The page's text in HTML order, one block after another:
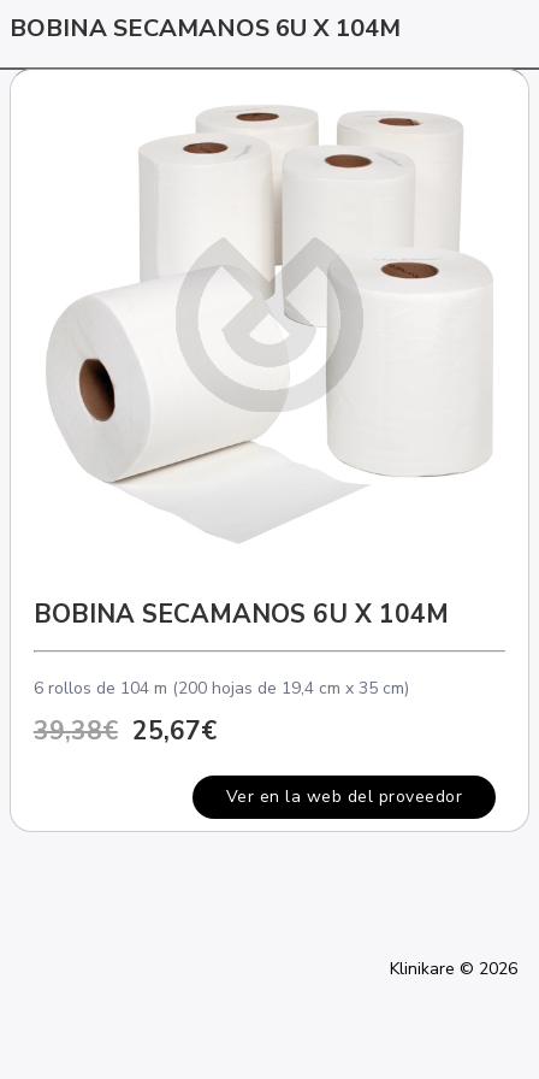
BOBINA SECAMANOS 6U X 104M
BOBINA SECAMANOS 6U X 104M
6 rollos de 104 m (200 hojas de 19,4 cm x 35 cm)
39,38€ 25,67€
Ver en la web del proveedor
Klinikare © 2026